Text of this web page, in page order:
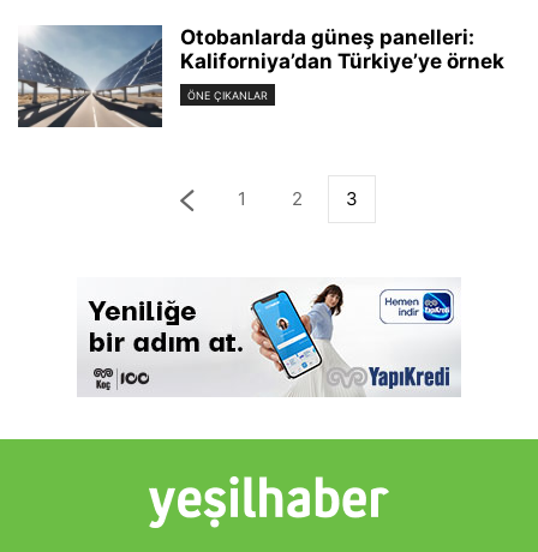
Otobanlarda güneş panelleri:
Kaliforniya’dan Türkiye’ye örnek
ÖNE ÇIKANLAR
1 2 3